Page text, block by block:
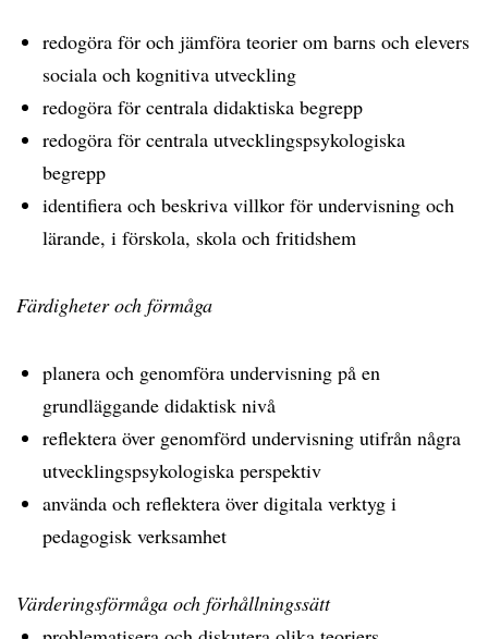
redogöra för och jämföra teorier om barns och elevers
sociala och kognitiva utveckling
redogöra för centrala didaktiska begrepp
redogöra för centrala utvecklingspsykologiska
begrepp
identifiera och beskriva villkor för undervisning och
lärande, i förskola, skola och fritidshem
Färdigheter och förmåga
planera och genomföra undervisning på en
grundläggande didaktisk nivå
reflektera över genomförd undervisning utifrån några
utvecklingspsykologiska perspektiv
använda och reflektera över digitala verktyg i
pedagogisk verksamhet
Värderingsförmåga och förhållningssätt